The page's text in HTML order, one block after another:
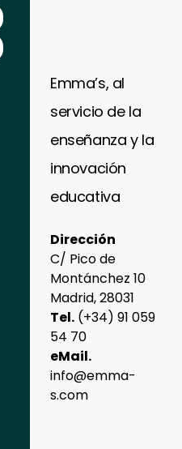
Emma’s, al
servicio de la
enseñanza y la
innovación
educativa
Dirección
C/ Pico de
Montánchez 10
Madrid, 28031
Tel. (+34) 91 059
54 70
eMail.
info@emma-
s.com